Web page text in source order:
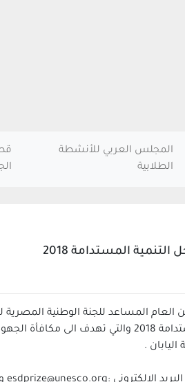
المجلس العربي للأنشطة
الطلابية
المستدامة 2018
العام المساعد للجنة الوطنية
باب التقدم لجائزة اليونسكو/ اليابان للتعلم من
.